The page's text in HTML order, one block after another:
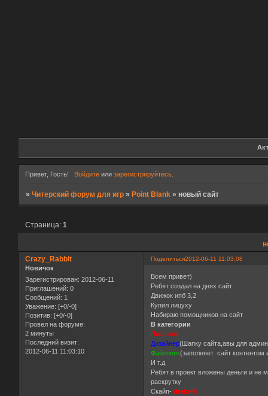
Привет, Гость! Войдитеили зарегистрируйтесь.
»Читерский форум для игр »Point Blank » новый сайт
Страница:1
Поделиться2012-06-11 11:03:08
Crazy_Rabbit
Новичок
Зарегистрирован: 2012-06-11
Приглашений: 0
Сообщений: 1
Уважение: [+0/-0]
Позитив: [+0/-0]
Провел на форуме:
2 минуты
Последний визит:
2012-06-11 11:03:10
Всем привет)
Ребят создал на днях сайт
Движок ипб 3,2
Купил лицуху
Набираю помощников на сайт
В категории
Пиарщик
Дизайнер(Шапку сайта,авы для
Файловик(заполняет сайт контентом
И т.д
Ребят в проект вложены деньги и не
раскрутку
Скайп-dreker8